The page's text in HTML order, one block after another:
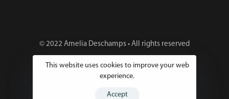
© 2022 Amelia Deschamps • All rights reserved
This website uses cookies to improve your web
experience.
Accept